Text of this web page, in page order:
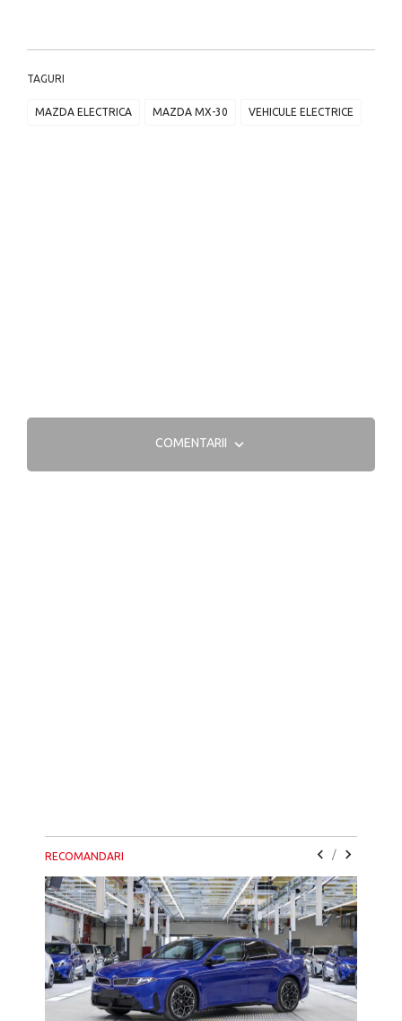
TAGURI
MAZDA ELECTRICA MAZDA MX-30 VEHICULE ELECTRICE
COMENTARII
RECOMANDARI /